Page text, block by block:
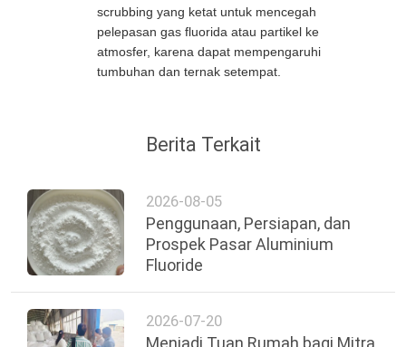
scrubbing yang ketat untuk mencegah
pelepasan gas fluorida atau partikel ke
atmosfer, karena dapat mempengaruhi
tumbuhan dan ternak setempat.
Berita Terkait
2026-08-05
Penggunaan, Persiapan, dan
Prospek Pasar Aluminium
Fluoride
2026-07-20
Menjadi Tuan Rumah bagi Mitra